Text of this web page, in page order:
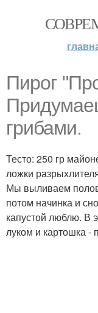
Пирог
грибами.
Тесто: 250 гр
ложки
Мы выливаем
потом начинка и
капустой люблю. В
луком и картошка -